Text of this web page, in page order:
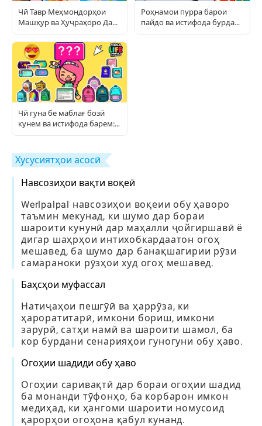
Чӣ Тавр Меҳмондорҳои
Машҳур ва Ҳуҷраҳоро Дар
Намудан
Роҳнамои пурра барои
пайдо ва истифода бурдани
Чӣ гуна бе маблағ бозӣ
кунем ва истифода барем:
Хусусиятҳои асосӣ
Навсозиҳои вақти воқеӣ
Werlpalpal навсозиҳои воқеии обу ҳаворо
таъмин мекунад, ки шумо дар бораи
шароити кунунӣ дар маҳалли ҷойгиршавӣ ё
дигар шаҳрҳои интихобкардаатон огоҳ
мешавед, ба шумо дар банақшагирии рӯзи
самараноки рӯзҳои худ огоҳ мешавед.
Баҳсҳои муфассал
Натиҷаҳои пешгӯӣ ва ҳаррӯза, ки
ҳароратитарӣ, имкони бориш, имкони
зарурӣ, сатҳи намӣ ва шароити шамол, ба
кор бурдани сенарияҳои гуногуни обу ҳаво.
Огоҳии шадиди обу ҳаво
Огоҳии саривақтӣ дар бораи огоҳии шадид
ба монанди тӯфонҳо, ба корбарон имкон
медиҳад, ки ҳангоми шароити номусоид
қарорҳои огоҳона қабул кунанд.